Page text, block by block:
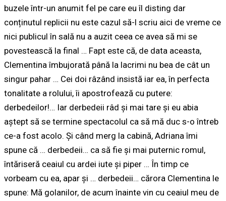
buzele într-un anumit fel pe care eu îl disting dar
conținutul replicii nu este cazul să-l scriu aici de vreme ce
nici publicul în sală nu a auzit ceea ce avea să mi se
povestească la final … Fapt este că, de data aceasta,
Clementina îmbujorată până la lacrimi nu bea de cât un
singur pahar … Cei doi râzând insistă iar ea, în perfecta
tonalitate a rolului, îi apostrofează cu putere:
derbedeilor!… Iar derbedeii râd și mai tare și eu abia
aștept să se termine spectacolul ca să mă duc s-o întreb
ce-a fost acolo. Și când merg la cabină, Adriana îmi
spune că … derbedeii… ca să fie și mai puternic romul,
întăriseră ceaiul cu ardei iute și piper … În timp ce
vorbeam cu ea, apar și … derbedeii… cărora Clementina le
spune: Mă golanilor, de acum înainte vin cu ceaiul meu de